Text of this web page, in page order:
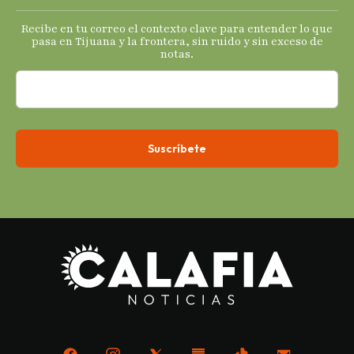
s
económicos.
Recibe en tu correo el contexto clave para entender lo que
pasa en Tijuana y la frontera, sin ruido y sin exceso de
notas.